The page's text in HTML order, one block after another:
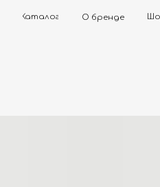
Шоурум
Каталог О бренде